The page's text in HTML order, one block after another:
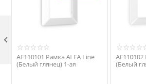
AF110101 Рамка ALFA Line
(Белый глянец) 1-ая
(Белый
